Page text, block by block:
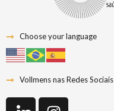
Choose your language
Vollmens nas Redes Sociais